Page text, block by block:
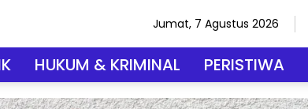
Jumat, 7 Agustus 2026
HUKUM & KRIMINAL PERISTIWA